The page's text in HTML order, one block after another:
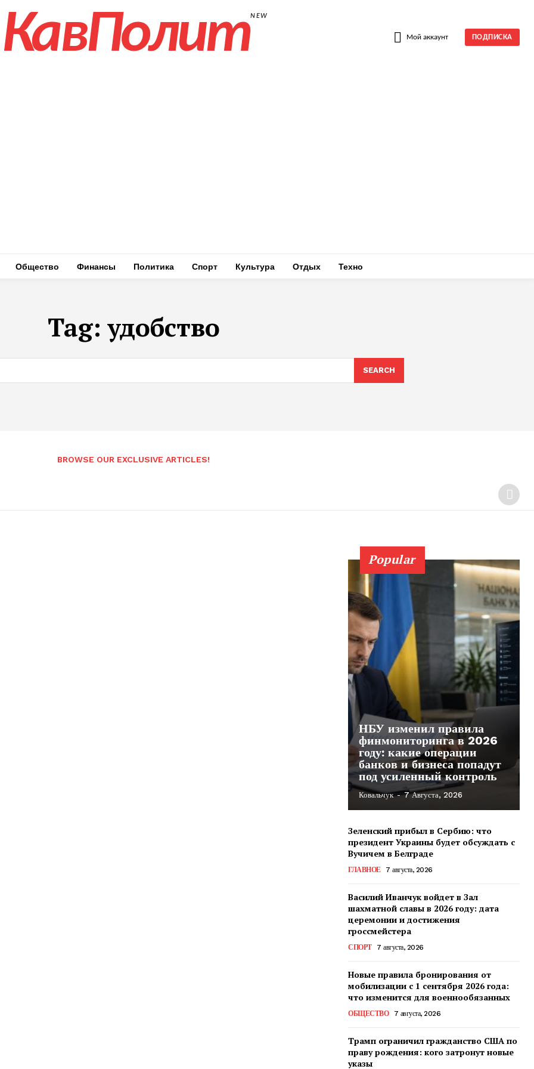
КавПолитNEW
Мой аккаунт ПОДПИСКА
Общество Финансы Политика Спорт Культура Отдых Техно
Tag:удобство
SEARCH
BROWSE OUR EXCLUSIVE ARTICLES!
Popular
НБУ изменил правила
финмониторинга в 2026
году: какие операции
банков и бизнеса попадут
под усиленный контроль
Ковальчук - 7 Августа, 2026
Зеленский прибыл в Сербию: что
президент Украины будет обсуждать с
Вучичем в Белграде
ГЛАВНОЕ 7 августа, 2026
Василий Иванчук войдет в Зал
шахматной славы в 2026 году: дата
церемонии и достижения
гроссмейстера
СПОРТ 7 августа, 2026
Новые правила бронирования от
мобилизации с 1 сентября 2026 года:
что изменится для военнообязанных
ОБЩЕСТВО 7 августа, 2026
Трамп ограничил гражданство США по
праву рождения: кого затронут новые
указы